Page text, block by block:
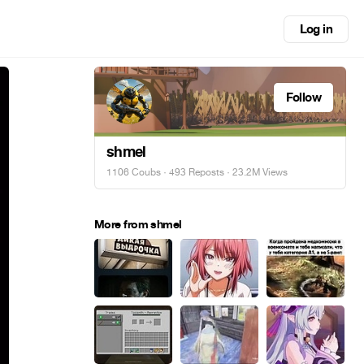
Log in
Follow
shmel
1106 Coubs · 493 Reposts · 23.2M Views
More from shmel